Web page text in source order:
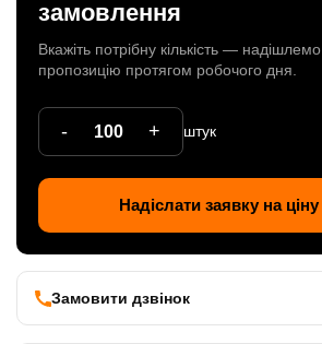
замовлення
Вкажіть потрібну кількість —
пропозицію протягом робочого дня.
- + штук
Надіслати заявку на ціну
Замовити дзвінок
Кабельна продукція
Елементи кріплення
Продукція з пластика
Керамічні вироби
Металеві вироби